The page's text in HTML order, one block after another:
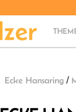
Ecke Hansaring/